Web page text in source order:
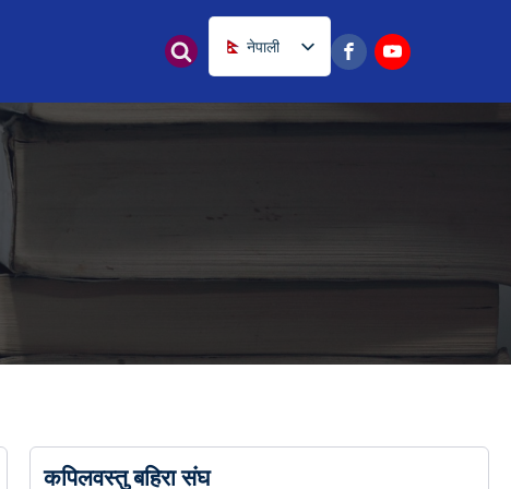
नेपाली
English
कपिलवस्तु बहिरा संघ